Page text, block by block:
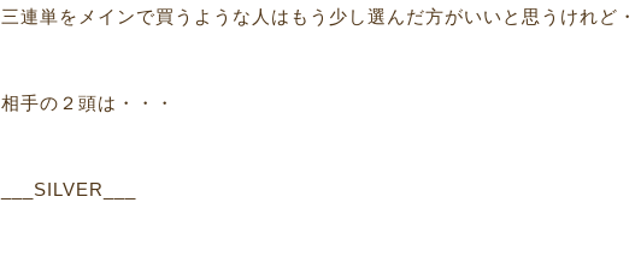
三連単をメインで買うような人はもう少し選んだ方がいいと思うけれど
相手の２頭は・・・
___SILVER___